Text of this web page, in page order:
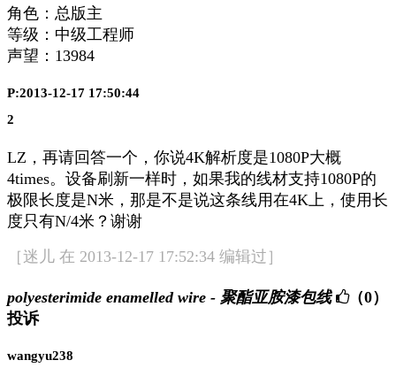
角色：总版主
等级：中级工程师
声望： 13984
P:2013-12-17 17:50:44
2
LZ，再请回答一个，你说4K解析度是1080P大概
4times。设备刷新一样时，如果我的线材支持1080P的
极限长度是N米，那是不是说这条线用在4K上，使用长
度只有N/4米？谢谢
［迷儿 在 2013-12-17 17:52:34 编辑过］
polyesterimide enamelled wire - 聚酯亚胺漆包线
（0）
投诉
wangyu238